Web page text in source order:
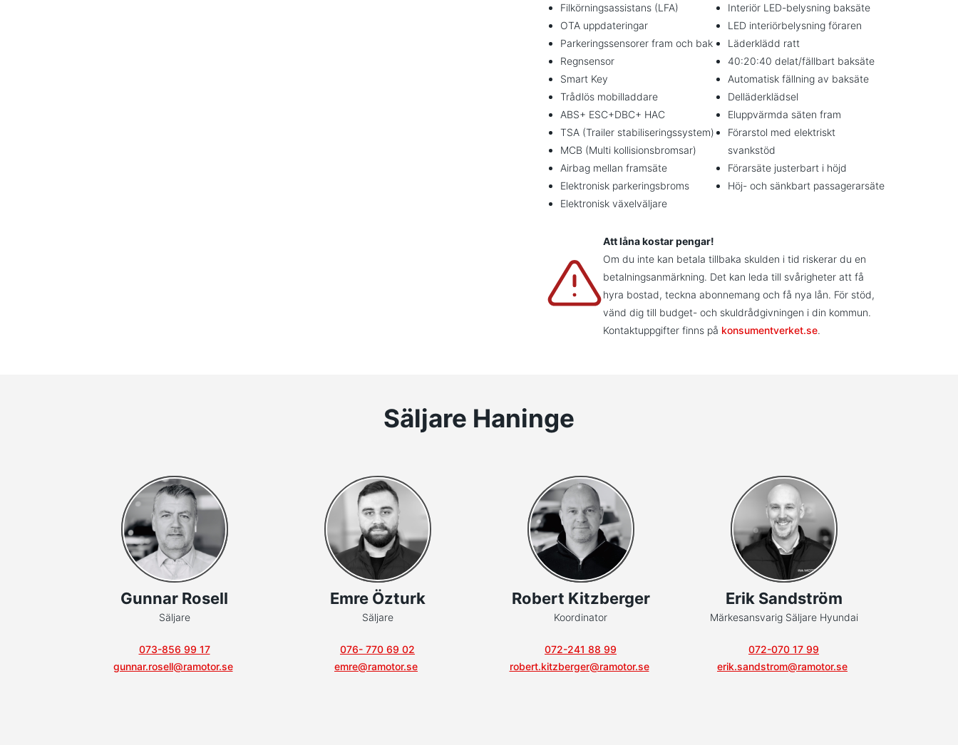
Filkörningsassistans (LFA)
OTA uppdateringar
Parkeringssensorer fram och bak
Regnsensor
Smart Key
Trådlös mobilladdare
ABS+ ESC+DBC+ HAC
TSA (Trailer stabiliseringssystem)
MCB (Multi kollisionsbromsar)
Airbag mellan framsäte
Elektronisk parkeringsbroms
Elektronisk växelväljare
Interiör LED-belysning baksäte
LED interiörbelysning föraren
Läderklädd ratt
40:20:40 delat/fällbart baksäte
Automatisk fällning av baksäte
Delläderklädsel
Eluppvärmda säten fram
Förarstol med elektriskt
svankstöd
Förarsäte justerbart i höjd
Höj- och sänkbart passagerarsäte
Att låna kostar pengar!
Om du inte kan betala tillbaka skulden i tid riskerar du en
betalningsanmärkning. Det kan leda till svårigheter att få
hyra bostad, teckna abonnemang och få nya lån. För stöd,
vänd dig till budget- och skuldrådgivningen i din kommun.
Kontaktuppgifter finns på konsumentverket.se.
Säljare Haninge
Gunnar Rosell
Säljare
073-856 99 17
gunnar.rosell@ramotor.se
Emre Özturk
Säljare
076- 770 69 02
emre@ramotor.se
Robert Kitzberger
Koordinator
072-241 88 99
robert.kitzberger@ramotor.se
Erik Sandström
Märkesansvarig Säljare Hyundai
072-070 17 99
erik.sandstrom@ramotor.se